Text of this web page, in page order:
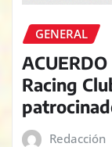
GENERAL
Racing
Redacción